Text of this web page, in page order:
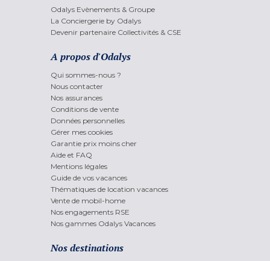
Odalys Evènements & Groupe
La Conciergerie by Odalys
Devenir partenaire Collectivités & CSE
A propos d'Odalys
Qui sommes-nous ?
Nous contacter
Nos assurances
Conditions de vente
Données personnelles
Gérer mes cookies
Garantie prix moins cher
Aide et FAQ
Mentions légales
Guide de vos vacances
Thématiques de location vacances
Vente de mobil-home
Nos engagements RSE
Nos gammes Odalys Vacances
Nos destinations